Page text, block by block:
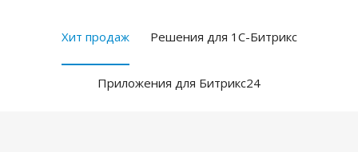
Хит продаж Решения для 1С-Битрикс
Приложения для Битрикс24